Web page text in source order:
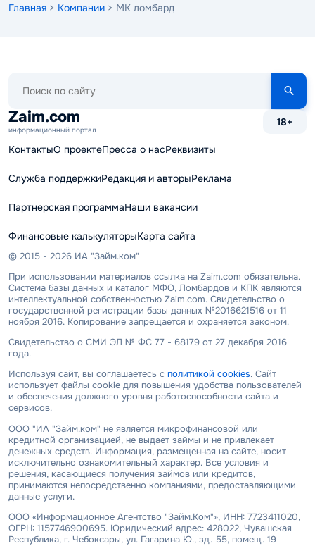
Главная > Компании > МК ломбард
сайту
Zaim.com
информационный портал
18+
КонтактыО проектеПресса о насРеквизиты
Служба поддержкиРедакция и авторыРеклама
Партнерская программаНаши вакансии
Финансовые калькуляторыКарта сайта
© 2015 - 2026 ИА "Займ.ком"
При использовании материалов ссылка на Zaim.com обязательна.
Система базы данных и каталог МФО, Ломбардов и КПК являются
интеллектуальной собственностью Zaim.com. Свидетельство о
государственной регистрации базы данных №2016621516 от 11
ноября 2016. Копирование запрещается и охраняется законом.
Свидетельство о СМИ ЭЛ № ФС 77 - 68179 от 27 декабря 2016
года.
Используя сайт, вы соглашаетесь с политикой cookies. Сайт
использует файлы cookie для повышения удобства пользователей
и обеспечения должного уровня работоспособности сайта и
сервисов.
ООО "ИА "Займ.ком" не является микрофинансовой или
кредитной организацией, не выдает займы и не привлекает
денежных средств. Информация, размещенная на сайте, носит
исключительно ознакомительный характер. Все условия и
решения, касающиеся получения займов или кредитов,
принимаются непосредственно компаниями, предоставляющими
данные услуги.
ООО «Информационное Агентство "Займ.Ком"», ИНН: 7723411020,
ОГРН: 1157746900695. Юридический адрес: 428022, Чувашская
Республика, г. Чебоксары, ул. Гагарина Ю., зд. 55, помещ. 19